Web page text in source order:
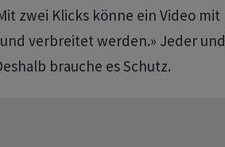
zwei Klicks könne ein Video mit
verbreitet werden.» Jeder und
brauche es Schutz.